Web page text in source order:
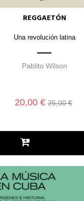
REGGAETÓN
Una revolución latina
Pablito Wilson
20,00 €25,00 €